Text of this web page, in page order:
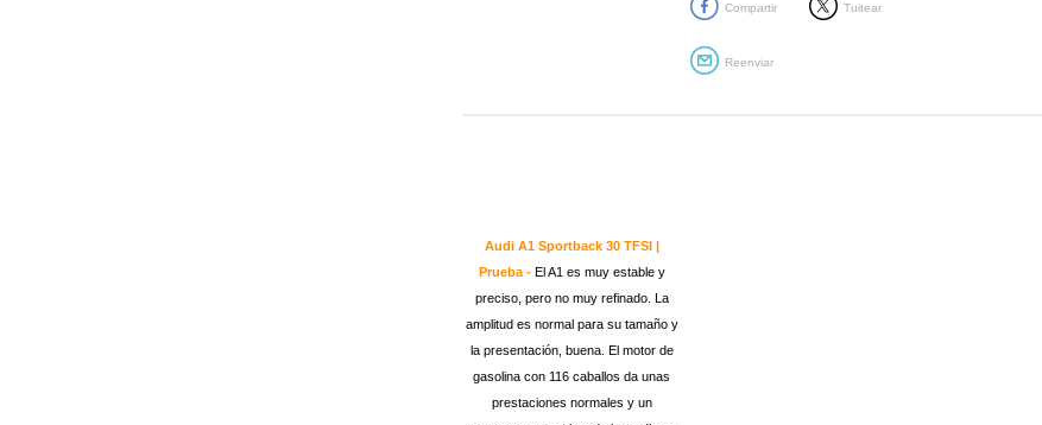
Compartir Tuitear
Reenviar
Audi A1 Sportback 30 TFSI |
Prueba - El A1 es muy estable y
preciso, pero no muy refinado. La
amplitud es normal para su tamaño y
la presentación, buena. El motor de
gasolina con 116 caballos da unas
prestaciones normales y un